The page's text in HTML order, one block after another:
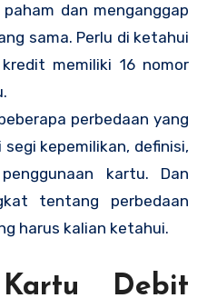
dan menganggap
sama. Perlu di ketahui
memiliki 16 nomor
perbedaan yang
kepemilikan, definisi,
kartu. Dan
tentang perbedaan
harus kalian ketahui.
Debit